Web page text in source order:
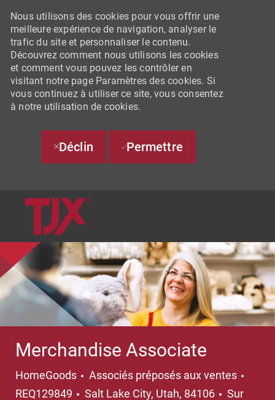
SKIP TO MAIN CONTENT
Nous utilisons des cookies pour vous offrir une
meilleure expérience de navigation, analyser le
trafic du site et personnaliser le contenu.
Découvrez comment nous utilisons les cookies
et comment vous pouvez les contrôler en
visitant notre page Paramètres des cookies. Si
vous continuez à utiliser ce site, vous consentez
à notre utilisation de cookies.
Déclin Permettre
Merchandise Associate
HomeGoods Catégorie
Associés préposés aux ventes
REQ129849
Emplacement
Salt Lake City, Utah, 84106
Sur